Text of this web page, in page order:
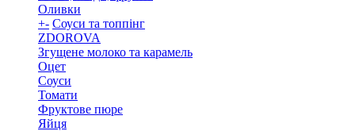
Оливки
+- Соуси та топпінг
ZDOROVA
Згущене молоко та карамель
Оцет
Соуси
Томати
Фруктове пюре
Яйця